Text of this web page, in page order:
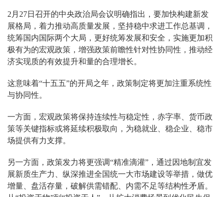
2月27日召开的中央政治局会议明确指出，要加快构建新发
展格局，着力推动高质量发展，坚持稳中求进工作总基调，
统筹国内国际两个大局，更好统筹发展和安全，实施更加积
极有为的宏观政策，增强政策前瞻性针对性协同性，推动经
济实现质的有效提升和量的合理增长。
这意味着“十五五”的开局之年，政策制定将更加注重系统性
与协同性。
一方面，宏观政策将保持连续性与稳定性，赤字率、货币政
策等关键指标或将延续积极取向，为稳就业、稳企业、稳市
场提供有力支撑。
另一方面，政策发力将更强调“精准滴灌”，通过因地制宜发
展新质生产力、纵深推进全国统一大市场建设等举措，做优
增量、盘活存量，破解供需错配、内需不足等结构性矛盾。